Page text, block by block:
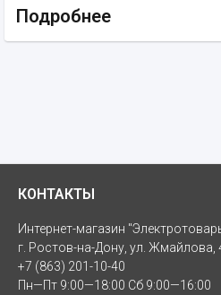
Подробнее
КОНТАКТЫ
Интернет-магазин
г. Ростов-на-Дону, ул. Жмайлова,
+7 (863) 201-10-40
Пн—Пт 9:00—18:00 Сб 9:00—16:00